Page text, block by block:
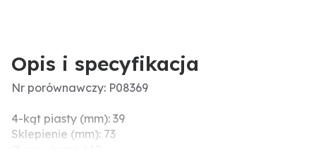
Opis i specyfikacja
Nr porównawczy: P08369
4-kąt piasty (mm): 39
Sklepienie (mm): 73